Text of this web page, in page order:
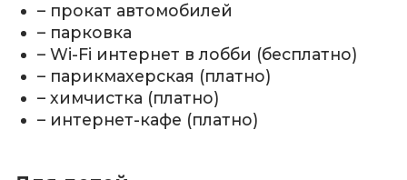
– прокат автомобилей
– парковка
– Wi-Fi интернет в лобби (бесплатно)
– парикмахерская (платно)
– химчистка (платно)
– интернет-кафе (платно)